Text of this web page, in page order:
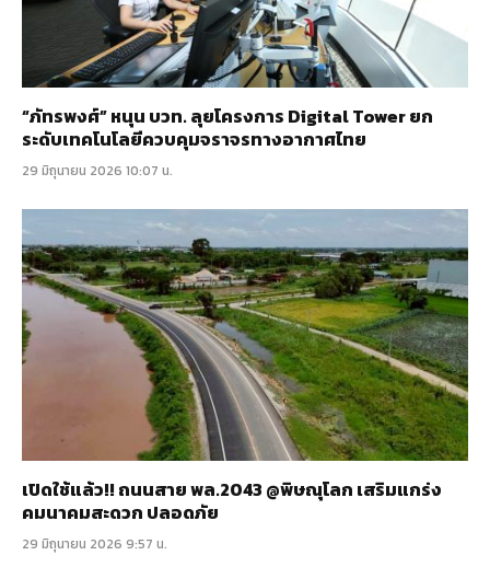
“ภัทรพงศ์” หนุน บวท. ลุยโครงการ Digital Tower ยก
ระดับเทคโนโลยีควบคุมจราจรทางอากาศไทย
29 มิถุนายน 2026 10:07 น.
เปิดใช้แล้ว!! ถนนสาย พล.2043 @พิษณุโลก เสริมแกร่ง
คมนาคมสะดวก ปลอดภัย
29 มิถุนายน 2026 9:57 น.